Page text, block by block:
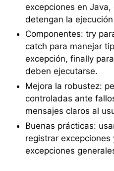
excepciones en
detengan la
Componentes: try
catch para manejar
excepción, finally
deben ejecutarse.
Mejora la robustez:
controladas ante
mensajes claros al
Buenas prácticas:
registrar
excepciones